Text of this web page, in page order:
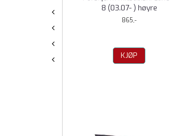
8 (03.07- ) høyre
865,-
KJØP